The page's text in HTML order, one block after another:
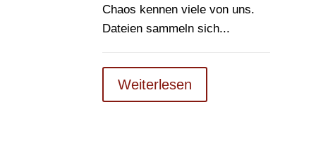
Chaos kennen viele von uns.
Dateien sammeln sich...
Weiterlesen